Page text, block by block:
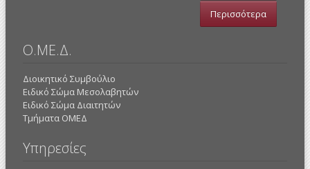
Περισσότερα
Ο.ΜΕ.Δ.
Διοικητικό Συμβούλιο
Ειδικό Σώμα Μεσολαβητών
Ειδικό Σώμα Διαιτητών
Τμήματα ΟΜΕΔ
Υπηρεσίες